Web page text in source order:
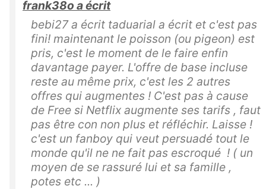
frank38o a écrit
bebi27 a écrit taduarial a écrit et c'est pas
fini! maintenant le poisson (ou pigeon) est
pris, c'est le moment de le faire enfin
davantage payer. L'offre de base incluse
reste au même prix, c'est les 2 autres
offres qui augmentes ! C'est pas à cause
de Free si Netflix augmente ses tarifs , faut
pas être con non plus et réfléchir. Laisse !
c'est un fanboy qui veut persuadé tout le
monde qu'il ne ne fait pas escroqué ! ( un
moyen de se rassuré lui et sa famille ,
potes etc ... )